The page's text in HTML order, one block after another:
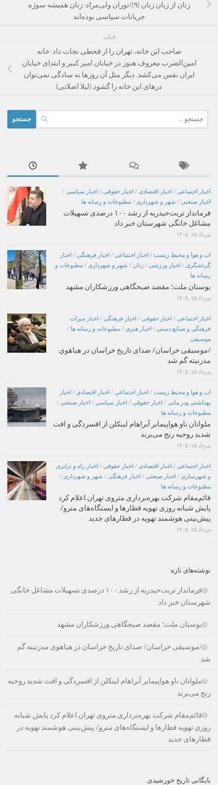
زنان از زبان زنان (۹)/توران ولی‌مراد: زنان همیشه سوژه
جریانات سیاسی بوده‌اند
قبلی
صاحب این خانه، تهران را از قحطی نجات داد: خانه
امین‌الضرب معروف هنوز در خیابان امیر کبیر و ابتدای خیابان
ایران نفس می‌کشد. دیگر مثل آن روزها به سادگی نمی‌توان
درهای این خانه را گشود (لیلا اصلانی)
برای:
اخبار اجتماعی / اخبار اقتصادی / اخبار حقوقی / اخبار سیاسی /
اخبار صنعتی / شهر و شهرداری / مطبوعات و رسانه ها
فرماندار تربت‌حیدریه از رشد ۱۰۰ درصدی تسهیلات
مشاغل خانگی شهرستان خبر داد
مرداد ۱۵, ۱۴۰۵
اب و هوا و محیط زیست / اخبار اجتماعی / اخبار فرهنگی / اخبار
گردشگری / اخبار ورزشی / زنان / شهر و شهرداری / مطبوعات و
رسانه ها
بوستان ملت؛ مقصد صبحگاهی ورزشکاران مشهد
مرداد ۱۵, ۱۴۰۵
اخبار اجتماعی / اخبار حقوقی / اخبار فرهنگی / اخبار میراث
فرهنگی و صنایع دستی / اخبار هنری / مطبوعات و رسانه ها /
موسیقی
/موسیقی خراسان/ صدای تاریخ خراسان در هیاهوی
مدرنیته گم شد
مرداد ۱۵, ۱۴۰۵
اب و هوا و محیط زیست / اخبار اجتماعی / اخبار اقتصادی / اخبار
بهداشتی ودر مانی / اخبار حقوقی / اخبار سیاسی / اخبار صنعتی /
مطبوعات و رسانه ها
ملوانان ناو هواپیمابر آبراهام لینکلن از افسردگی و افت
شدید روحیه رنج می‌برند
مرداد ۱۵, ۱۴۰۵
اخبار اجتماعی / اخبار اقتصادی / اخبار حقوقی / اخبار راه و ترابری
و شهرسازی / اخبار صنعتی / اخبار فرهنگی / شهر و شهرداری /
مطبوعات و رسانه ها
قائم‌مقام شرکت بهره‌برداری متروی تهران اعلام کرد
پایش شبانه روزی تهویه قطارها و ایستگاه‌های مترو/
پیش‌بینی هوشمند تهویه در قطارهای جدید
مرداد ۱۵, ۱۴۰۵
نوشته‌های تازه
فرماندار تربت‌حیدریه از رشد ۱۰۰ درصدی تسهیلات مشاغل خانگی
شهرستان خبر داد
بوستان ملت؛ مقصد صبحگاهی ورزشکاران مشهد
/موسیقی خراسان/ صدای تاریخ خراسان در هیاهوی مدرنیته گم
شد
ملوانان ناو هواپیمابر آبراهام لینکلن از افسردگی و افت شدید روحیه
رنج می‌برند
قائم‌مقام شرکت بهره‌برداری متروی تهران اعلام کرد پایش شبانه
روزی تهویه قطارها و ایستگاه‌های مترو/ پیش‌بینی هوشمند تهویه در
قطارهای جدید
بایگانی تاریخ خورشیدی